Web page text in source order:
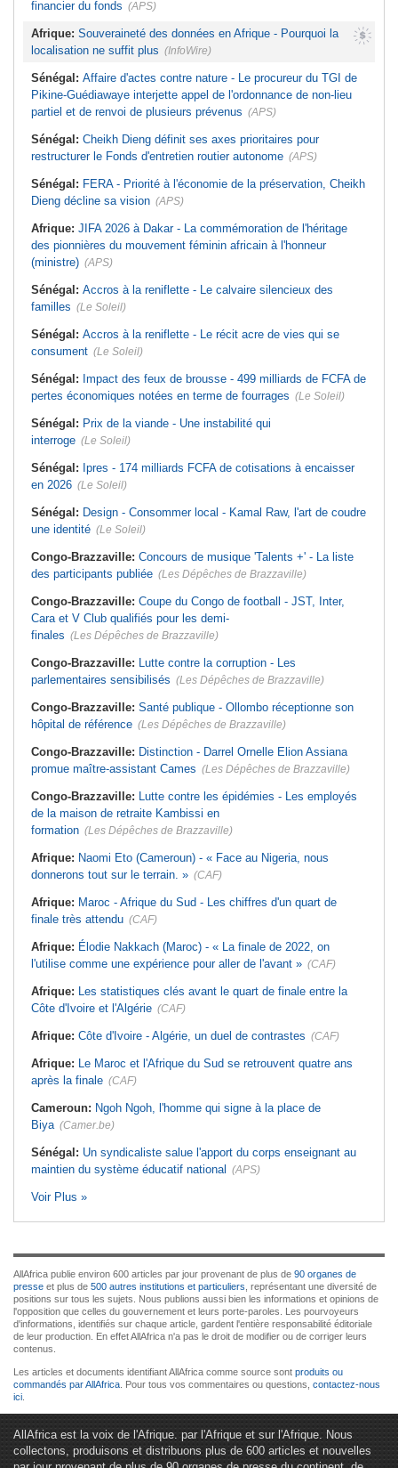
financier du fonds (APS)
Afrique: Souveraineté des données en Afrique - Pourquoi la
localisation ne suffit plus (InfoWire)
Sénégal: Affaire d'actes contre nature - Le procureur du TGI de
Pikine-Guédiawaye interjette appel de l'ordonnance de non-lieu
partiel et de renvoi de plusieurs prévenus (APS)
Sénégal: Cheikh Dieng définit ses axes prioritaires pour
restructurer le Fonds d'entretien routier autonome (APS)
Sénégal: FERA - Priorité à l'économie de la préservation, Cheikh
Dieng décline sa vision (APS)
Afrique: JIFA 2026 à Dakar - La commémoration de l'héritage
des pionnières du mouvement féminin africain à l'honneur
(ministre) (APS)
Sénégal: Accros à la reniflette - Le calvaire silencieux des
familles (Le Soleil)
Sénégal: Accros à la reniflette - Le récit acre de vies qui se
consument (Le Soleil)
Sénégal: Impact des feux de brousse - 499 milliards de FCFA de
pertes économiques notées en terme de fourrages (Le Soleil)
Sénégal: Prix de la viande - Une instabilité qui
interroge (Le Soleil)
Sénégal: Ipres - 174 milliards FCFA de cotisations à encaisser
en 2026 (Le Soleil)
Sénégal: Design - Consommer local - Kamal Raw, l'art de coudre
une identité (Le Soleil)
Congo-Brazzaville: Concours de musique 'Talents +' - La liste
des participants publiée (Les Dépêches de Brazzaville)
Congo-Brazzaville: Coupe du Congo de football - JST, Inter,
Cara et V Club qualifiés pour les demi-
finales (Les Dépêches de Brazzaville)
Congo-Brazzaville: Lutte contre la corruption - Les
parlementaires sensibilisés (Les Dépêches de Brazzaville)
Congo-Brazzaville: Santé publique - Ollombo réceptionne son
hôpital de référence (Les Dépêches de Brazzaville)
Congo-Brazzaville: Distinction - Darrel Ornelle Elion Assiana
promue maître-assistant Cames (Les Dépêches de Brazzaville)
Congo-Brazzaville: Lutte contre les épidémies - Les employés
de la maison de retraite Kambissi en
formation (Les Dépêches de Brazzaville)
Afrique: Naomi Eto (Cameroun) - « Face au Nigeria, nous
donnerons tout sur le terrain. » (CAF)
Afrique: Maroc - Afrique du Sud - Les chiffres d'un quart de
finale très attendu (CAF)
Afrique: Élodie Nakkach (Maroc) - « La finale de 2022, on
l'utilise comme une expérience pour aller de l'avant » (CAF)
Afrique: Les statistiques clés avant le quart de finale entre la
Côte d'Ivoire et l'Algérie (CAF)
Afrique: Côte d'Ivoire - Algérie, un duel de contrastes (CAF)
Afrique: Le Maroc et l'Afrique du Sud se retrouvent quatre ans
après la finale (CAF)
Cameroun: Ngoh Ngoh, l'homme qui signe à la place de
Biya (Camer.be)
Sénégal: Un syndicaliste salue l'apport du corps enseignant au
maintien du système éducatif national (APS)
Voir Plus »
AllAfrica publie environ 600 articles par jour provenant de plus de 90 organes de
presse et plus de 500 autres institutions et particuliers , représentant une diversité de
positions sur tous les sujets. Nous publions aussi bien les informations et opinions de
l'opposition que celles du gouvernement et leurs porte-paroles. Les pourvoyeurs
d'informations, identifiés sur chaque article, gardent l'entière responsabilité éditoriale
de leur production. En effet AllAfrica n'a pas le droit de modifier ou de corriger leurs
contenus.
Les articles et documents identifiant AllAfrica comme source sont produits ou
commandés par AllAfrica . Pour tous vos commentaires ou questions, contactez-nous
ici
AllAfrica est la voix de l'Afrique. par l'Afrique et sur l'Afrique. Nous
collectons, produisons et distribuons plus de 600 articles et nouvelles